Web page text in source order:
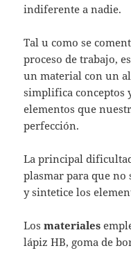
indiferente a nadie.
Tal u como se
proceso de trabajo,
un material con un
simplifica conceptos
elementos que
perfección.
La principal
plasmar para que no
y sintetice los
Losmateriales
lápiz HB, goma de